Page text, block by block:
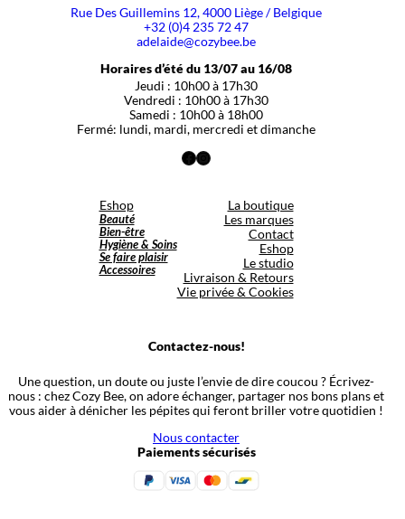
Rue Des Guillemins 12, 4000 Liège / Belgique
+32 (0)4 235 72 47
adelaide@cozybee.be
Horaires d’été du 13/07 au 16/08
Jeudi : 10h00 à 17h30
Vendredi : 10h00 à 17h30
Samedi : 10h00 à 18h00
Fermé: lundi, mardi, mercredi et dimanche
Facebook
Instagram
Eshop
Beauté
Bien-être
Hygiène & Soins
Se faire plaisir
Accessoires
La boutique
Les marques
Contact
Eshop
Le studio
Livraison & Retours
Vie privée & Cookies
Contactez-nous!
Une question, un doute ou juste l’envie de dire coucou ? Écrivez-
nous : chez Cozy Bee, on adore échanger, partager nos bons plans et
vous aider à dénicher les pépites qui feront briller votre quotidien !
Nous contacter
Paiements sécurisés